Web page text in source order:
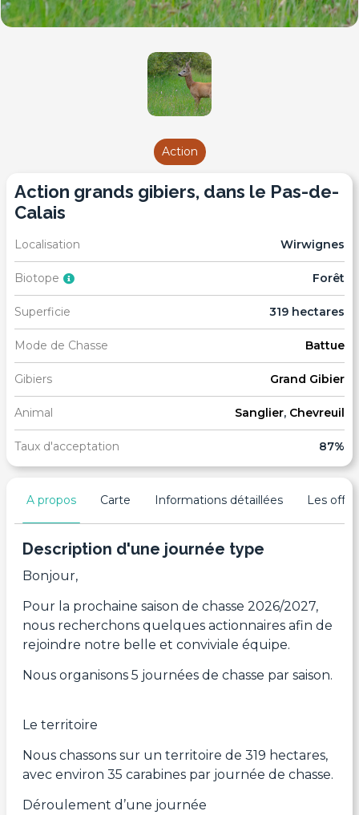
Action
Action grands gibiers, dans le Pas-de-
Calais
Localisation Wirwignes
Biotope Forêt
Superficie 319 hectares
Mode de Chasse Battue
Gibiers Grand Gibier
Animal Sanglier, Chevreuil
Taux d'acceptation 87%
A propos Carte Informations détaillées Les
Description d'une journée type
Bonjour,
Pour la prochaine saison de chasse 2026/2027,
nous recherchons quelques actionnaires afin de
rejoindre notre belle et conviviale équipe.
Nous organisons 5 journées de chasse par saison.
Le territoire
Nous chassons sur un territoire de 319 hectares,
avec environ 35 carabines par journée de chasse.
Déroulement d’une journée